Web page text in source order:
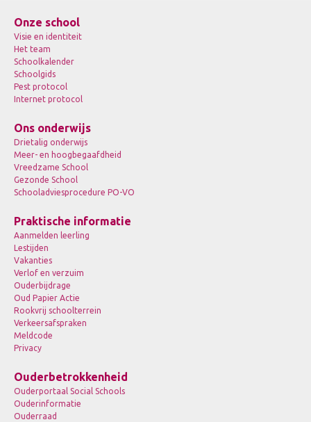
Onze school
Visie en identiteit
Het team
Schoolkalender
Schoolgids
Pest protocol
Internet protocol
Ons onderwijs
Drietalig onderwijs
Meer- en hoogbegaafdheid
Vreedzame School
Gezonde School
Schooladviesprocedure PO-VO
Praktische informatie
Aanmelden leerling
Lestijden
Vakanties
Verlof en verzuim
Ouderbijdrage
Oud Papier Actie
Rookvrij schoolterrein
Verkeersafspraken
Meldcode
Privacy
Ouderbetrokkenheid
Ouderportaal Social Schools
Ouderinformatie
Ouderraad